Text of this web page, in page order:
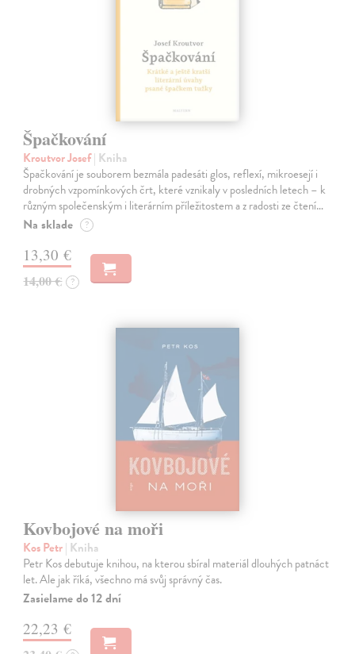
Špačkování
Kroutvor Josef| Kniha
Špačkování je souborem bezmála padesáti glos, reflexí, mikroesejí i
drobných vzpomínkových črt, které vznikaly v posledních letech – k
různým společenským i literárním příležitostem a z radosti ze čtení…
Na sklade ?
13,30 €
14,00 € ?
Kovbojové na moři
Kos Petr| Kniha
Petr Kos debutuje knihou, na kterou sbíral materiál dlouhých patnáct
let. Ale jak říká, všechno má svůj správný čas.
Zasielame do 12 dní
22,23 €